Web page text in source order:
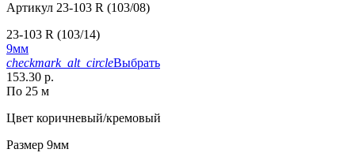
Артикул 23-103 R (103/08)
23-103 R (103/14)
9мм
checkmark_alt_circleВыбрать
153.30 р.
По 25 м
Цвет коричневый/кремовый
Размер 9мм